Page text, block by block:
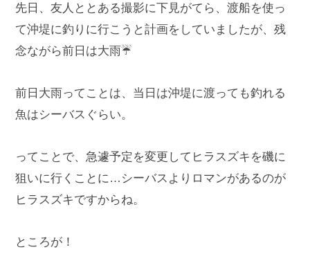
先日、友人ととある撮影に下見がてら、渡船を使っ
て沖堤に釣りに行こうと計画をしていましたが、残
念ながら前日は大雨☔
前日大雨ってことは、当日は沖堤に渡っても釣れる
魚はシーバスぐらい。
ってことで、急遽予定を変更してヒラスズキを磯に
狙いに行くことに…シーバスよりロマンがあるのが
ヒラスズキですからね。
ところが！